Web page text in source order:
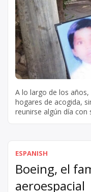
A lo largo de los
hogares de acogida,
reunirse algún día con
ESPANISH
Boeing, el
aeroespacial